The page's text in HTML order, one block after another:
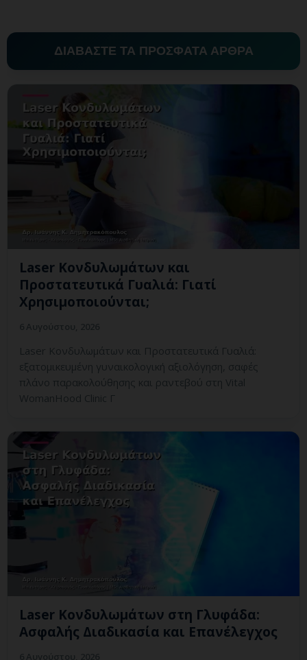
ΔΙΑΒΑΣΤΕ ΤΑ ΠΡΟΣΦΑΤΑ ΑΡΘΡΑ
Laser Κονδυλωμάτων και
Προστατευτικά Γυαλιά: Γιατί
Χρησιμοποιούνται;
Laser Κονδυλωμάτων και Προστατευτικά Γυαλιά:
εξατομικευμένη γυναικολογική αξιολόγηση, σαφές
πλάνο παρακολούθησης και ραντεβού στη Vital
WomanHood Clinic Γ
Laser Κονδυλωμάτων στη Γλυφάδα:
Ασφαλής Διαδικασία και Επανέλεγχος